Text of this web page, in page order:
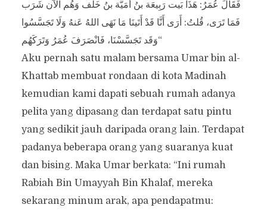
فَقَالَ عُمَرُ: هَذَا بَيت رَبِيعَة بنُ أُمَيَّة بنُ خَلَف وَهُم الآَن شَرَب
فَمَا تَرَى، قُلتُ: أَرَى أَنَّا قَدْ أَتَينَا مَا نَهَى اللهُ عَنهُ وَلَا تَجَسَّسُوا
وَقَد تَجَسَّسْنَا، فَانْصَرَفَ عُمَرُ وَتَرَكَهُم“
Aku pernah satu malam bersama Umar bin al-
Khattab membuat rondaan di kota Madinah
kemudian kami dapati sebuah rumah adanya
pelita yang dipasang dan terdapat satu pintu
yang sedikit jauh daripada orang lain. Terdapat
padanya beberapa orang yang suaranya kuat
dan bising. Maka Umar berkata: “Ini rumah
Rabiah Bin Umayyah Bin Khalaf, mereka
sekarang minum arak, apa pendapatmu: